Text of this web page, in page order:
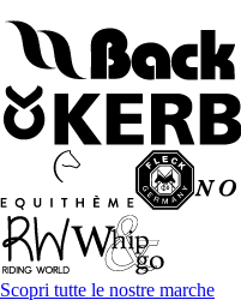
Scopri tutte le nostre marche